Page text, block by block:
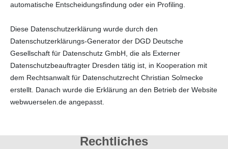
Rechtliches
automatische Entscheidungsfindung oder ein Profiling.
Diese Datenschutzerklärung wurde durch den
Datenschutzerklärungs-Generator der DGD Deutsche
Gesellschaft für Datenschutz GmbH, die als Externer
Datenschutzbeauftragter Dresden tätig ist, in Kooperation mit
dem Rechtsanwalt für Datenschutzrecht Christian Solmecke
erstellt. Danach wurde die Erklärung an den Betrieb der Website
webwuerselen.de angepasst.